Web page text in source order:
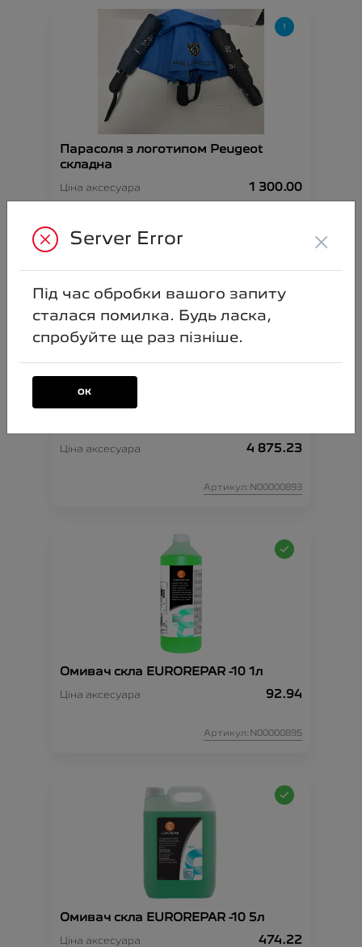
Парасоля з логотипом Peugeot
складна
Ціна аксесуара 1 300.00
Комплект ланцюгів проти ковзання
Ціна аксесуара 4 875.23
Артикул:N00000893
Омивач скла EUROREPAR -10 1л
Ціна аксесуара 92.94
Артикул:N00000895
Омивач скла EUROREPAR -10 5л
Ціна аксесуара 474.22
Server Error ×
Під час обробки вашого запиту
сталася помилка. Будь ласка,
спробуйте ще раз пізніше.
ОК